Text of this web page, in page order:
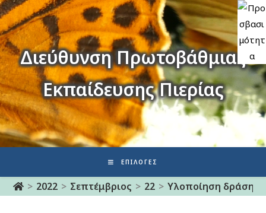
Διεύθυνση Πρωτοβάθμιας
Εκπαίδευσης Πιερίας
ΕΠΙΛΟΓΈΣ
> 2022 > Σεπτέμβριος > 22 > Υλοποίηση δράσης